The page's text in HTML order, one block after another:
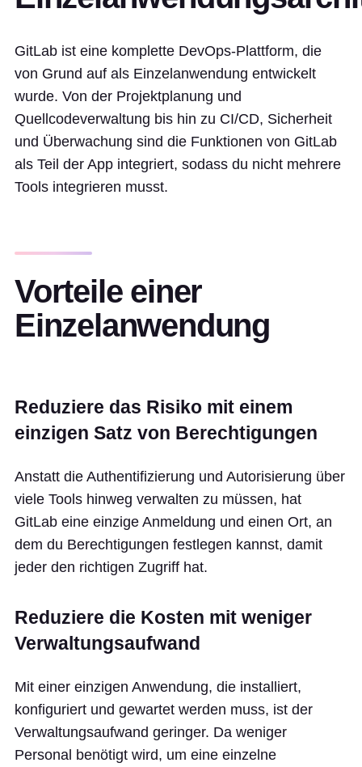
GitLab ist eine komplette DevOps-Plattform, die
von Grund auf als Einzelanwendung entwickelt
wurde. Von der Projektplanung und
Quellcodeverwaltung bis hin zu CI/CD, Sicherheit
und Überwachung sind die Funktionen von GitLab
als Teil der App integriert, sodass du nicht mehrere
Tools integrieren musst.
Vorteile einer
Einzelanwendung
Reduziere das Risiko mit einem
einzigen Satz von Berechtigungen
Anstatt die Authentifizierung und Autorisierung über
viele Tools hinweg verwalten zu müssen, hat
GitLab eine einzige Anmeldung und einen Ort, an
dem du Berechtigungen festlegen kannst, damit
jeder den richtigen Zugriff hat.
Reduziere die Kosten mit weniger
Verwaltungsaufwand
Mit einer einzigen Anwendung, die installiert,
konfiguriert und gewartet werden muss, ist der
Verwaltungsaufwand geringer. Da weniger
Personal benötigt wird, um eine einzelne